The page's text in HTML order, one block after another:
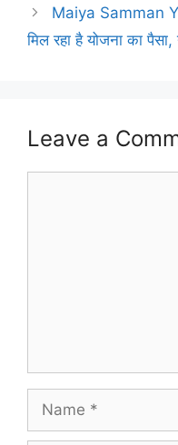
Maiya Samman
मिल रहा है योजना का
Leave a
Name